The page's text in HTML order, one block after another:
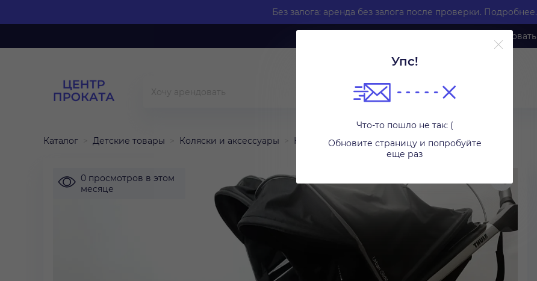
Без залога: аренда без залога после проверки. Подробнее.
Как арендовать
Упс!
Что-то пошло не так: (
Обновите страницу и попробуйте
еще раз
Каталог Детские товары Коляски и аксессуары Коляски
0 просмотров в этом
месяце